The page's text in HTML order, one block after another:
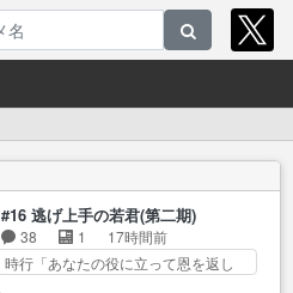
#16 逃げ上手の若君(第二期)
38 1
17時間前
時行「あなたの役に立って恩を返し